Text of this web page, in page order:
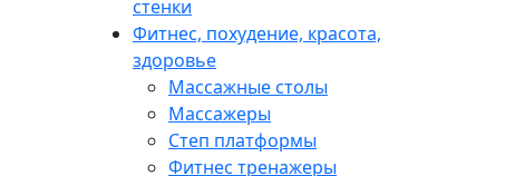
стенки
Фитнес, похудение, красота,
здоровье
Массажные столы
Массажеры
Степ платформы
Фитнес тренажеры